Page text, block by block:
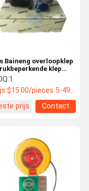
Baineng overloopklep
klep
1
$15.00/pieces 5-49 pieces
prijs
Contact